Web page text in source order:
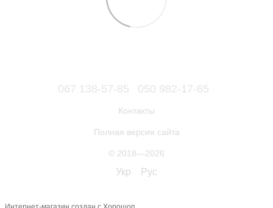
067 138-57-85 050 982-17-65
Контакты
Полная версия сайта
© 2018—2026
Укр Рус